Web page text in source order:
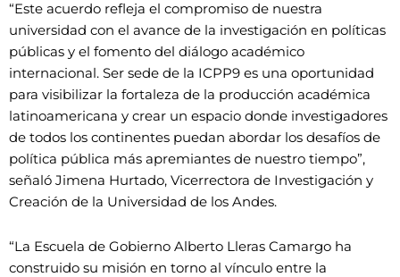
“Este acuerdo refleja el compromiso de nuestra
universidad con el avance de la investigación en políticas
públicas y el fomento del diálogo académico
internacional. Ser sede de la ICPP9 es una oportunidad
para visibilizar la fortaleza de la producción académica
latinoamericana y crear un espacio donde investigadores
de todos los continentes puedan abordar los desafíos de
política pública más apremiantes de nuestro tiempo”,
señaló Jimena Hurtado, Vicerrectora de Investigación y
Creación de la Universidad de los Andes.
“La Escuela de Gobierno Alberto Lleras Camargo ha
construido su misión en torno al vínculo entre la